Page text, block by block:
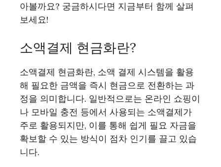
아볼까요? 궁금하시다면 지금부터 함께 살펴
보세요!
소액결제 현금화란?
소액결제 현금화란, 소액 결제 시스템을 활용
해 필요한 금액을 즉시 현금으로 전환하는 과
정을 의미합니다. 일반적으로는 온라인 쇼핑이
나 모바일 충전 등에서 사용되는 소액결제가
주로 활용되지만, 이를 통해 쉽게 필요 자금을
확보할 수 있는 방식이 점차 인기를 끌고 있습
니다.